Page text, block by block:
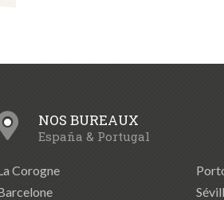
NOS BUREAUX
España & Portugal
Corogne